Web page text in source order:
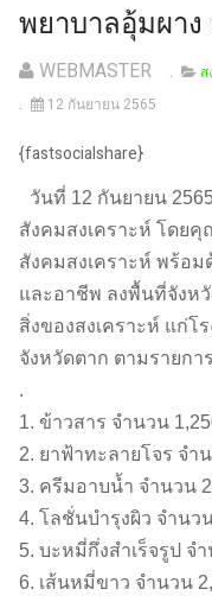
พยาบาลอุ้มผาง
WEBMASTER
ส
12 กันยายน 2565
{fastsocialshare}
วันที่ 12 กันยายน
สังคมสงเคราะห์ โดยคุ
สังคมสงเคราะห์ พร้อม
และอาชีพ ลงพื้นที่จังห
สิ่งของสงเคราะห์ แก่โ
จังหวัดตาก ตามรายกา
.
1. ข้าวสาร จำนวน
2. ยาฟ้าทะลายโจร จำ
3. ครีมอาบน้ำ จำนวน
4. โลชั่นบำรุงผิว จำนว
5. บะหมี่กึ่งสำเร็จรูป จ
6. เส้นหมี่ขาว จำนวน